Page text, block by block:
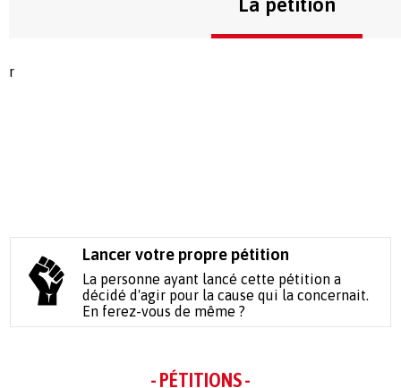
r
Lancer votre propre pétition
La personne ayant lancé cette pétition a
décidé d'agir pour la cause qui la concernait.
En ferez-vous de même ?
- PÉTITIONS -